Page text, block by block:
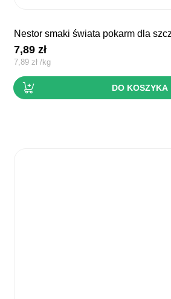
nestor smaki świata pokarm dla
7,89zł
7,89zł /kg
DO KOSZYKA